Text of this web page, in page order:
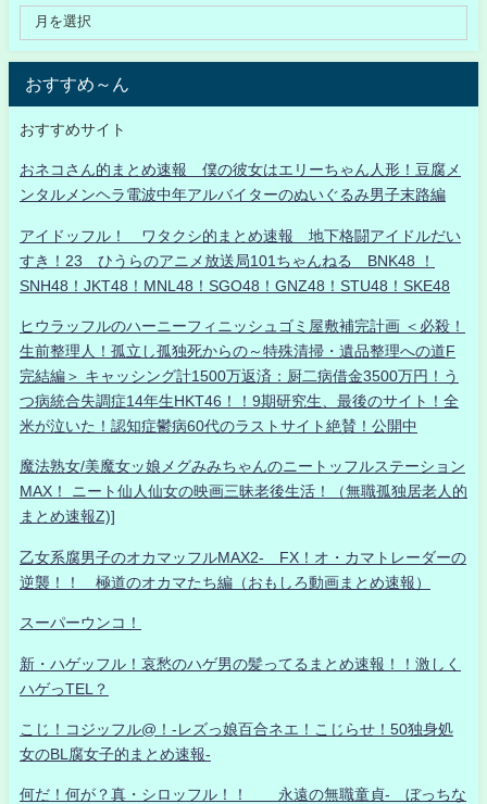
おすすめ～ん
おすすめサイト
おネコさん的まとめ速報 僕の彼女はエリーちゃん人形！豆腐メ
ンタルメンヘラ電波中年アルバイターのぬいぐるみ男子末路編
アイドッフル！ ワタクシ的まとめ速報 地下格闘アイドルだい
すき！23 ひうらのアニメ放送局101ちゃんねる BNK48 ！
SNH48！JKT48！MNL48！SGO48！GNZ48！STU48！SKE48
ヒウラッフルのハーニーフィニッシュゴミ屋敷補完計画 ＜必殺！
生前整理人！孤立し孤独死からの～特殊清掃・遺品整理への道F
完結編＞ キャッシング計1500万返済：厨二病借金3500万円！う
つ病統合失調症14年生HKT46！！9期研究生、最後のサイト！全
米が泣いた！認知症鬱病60代のラストサイト絶賛！公開中
魔法熟女/美魔女ッ娘メグみみちゃんのニートッフルステーション
MAX！ ニート仙人仙女の映画三昧老後生活！（無職孤独居老人的
まとめ速報Z)]
乙女系腐男子のオカマッフルMAX2- FX！オ・カマトレーダーの
逆襲！！ 極道のオカマたち編（おもしろ動画まとめ速報）
スーパーウンコ！
新・ハゲッフル！哀愁のハゲ男の髪ってるまとめ速報！！激しく
ハゲっTEL？
こじ！コジッフル@！-レズっ娘百合ネエ！こじらせ！50独身処
女のBL腐女子的まとめ速報-
何だ！何が？真・シロッフル！！ 永遠の無職童貞- ぼっちな